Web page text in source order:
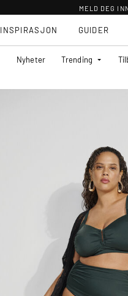
MELD DEG
Nyheter Trending
INSPIRASJON GUIDER